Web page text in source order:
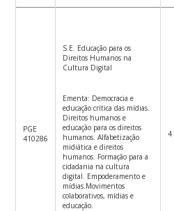
PGE
410286
S.E. Educação para os
Direitos Humanos na
Cultura Digital
Ementa: Democracia e
educação crítica das mídias.
Direitos humanos e
educação para os direitos
humanos. Alfabetização
midiática e direitos
humanos. Formação para a
cidadania na cultura
digital. Empoderamento e
mídias.Movimentos
colaborativos, mídias e
educação.
4